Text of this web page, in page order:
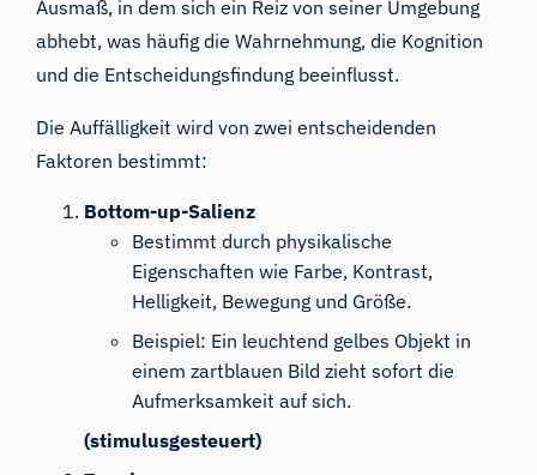
Ausmaß, in dem sich ein Reiz von seiner Umgebung
abhebt, was häufig die Wahrnehmung, die Kognition
und die Entscheidungsfindung beeinflusst.
Die Auffälligkeit wird von zwei entscheidenden
Faktoren bestimmt:
Bottom-up-Salienz
Bestimmt durch physikalische
Eigenschaften wie Farbe, Kontrast,
Helligkeit, Bewegung und Größe.
Beispiel: Ein leuchtend gelbes Objekt in
einem zartblauen Bild zieht sofort die
Aufmerksamkeit auf sich.
(stimulusgesteuert)